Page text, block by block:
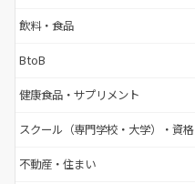
飲料・食品
BtoB
健康食品・サプリメント
スクール（専門学校・大学）・資格
不動産・住まい